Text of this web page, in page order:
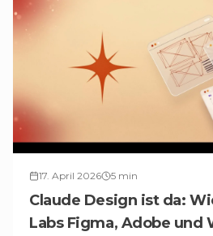
17. April 2026 5 min
Claude Design ist da:
Labs Figma, Adobe und